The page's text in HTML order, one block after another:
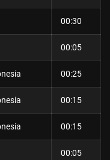
00:30
00:05
00:25
00:15
00:15
00:05